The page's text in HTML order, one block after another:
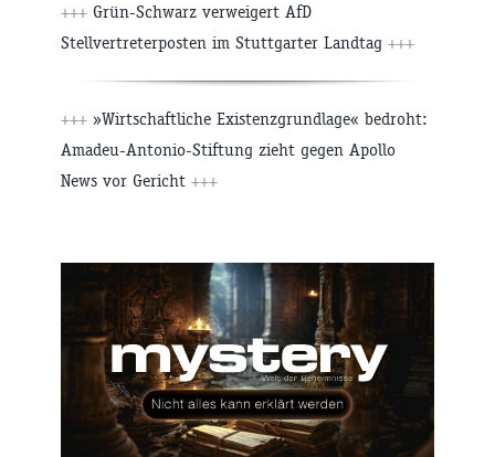
+++ Grün-Schwarz verweigert AfD
Stellvertreterposten im Stuttgarter Landtag +++
+++ »Wirtschaftliche Existenzgrundlage« bedroht:
Amadeu-Antonio-Stiftung zieht gegen Apollo
News vor Gericht +++